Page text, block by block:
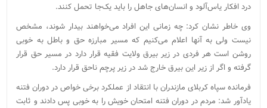
درد افکار یاس‌آلود و انسان‌های جاهل را باید یک‌جا تحمل کنند.
وی خاطر نشان کرد: چه زمانی این افراد می‌خواهند بیدار شوند، مشخص
نیست ولی به آنها اعلام می‌کنیم که مسیر مبارزه حق و باطل به خوبی
روشن است هر فردی در زیر بیرق ولایت فقیه قرار دارد در مسیر حق قرار
گرفته و اگر از زیر این بیرق خارج شد در زیر پرچم ناحق قرار دارد.
فرمانده سپاه کربلای مازندران با انتقاد از عملکرد برخی خواص در دوران فتنه
یادآور شد: مردم در دوران فتنه امتحان خویش را به خوبی پس دادند و ثابت